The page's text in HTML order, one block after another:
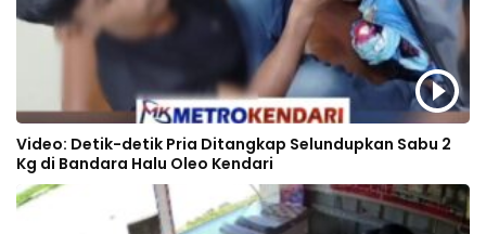
Video: Detik-detik Pria Ditangkap Selundupkan Sabu 2
Kg di Bandara Halu Oleo Kendari